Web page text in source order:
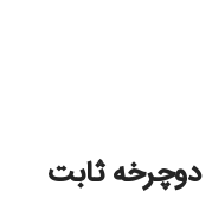
دوچرخه ثابت